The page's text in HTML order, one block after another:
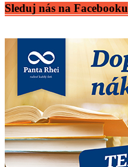
Sleduj nás na Facebooku